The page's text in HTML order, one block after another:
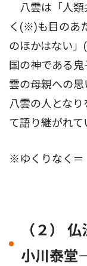
八雲は「人類
く(※)も目のあ
のほかはない
国の神である
雲の母親への思
八雲の人とな
て語り継がれて
※ゆくりなく＝
（２）
小川泰堂